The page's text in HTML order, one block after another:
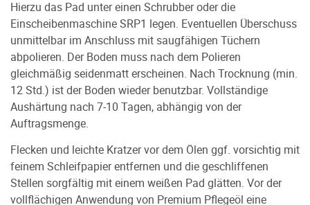
Hierzu das Pad unter einen Schrubber oder die
Einscheibenmaschine SRP1 legen. Eventuellen Überschuss
unmittelbar im Anschluss mit saugfähigen Tüchern
abpolieren. Der Boden muss nach dem Polieren
gleichmäßig seidenmatt erscheinen. Nach Trocknung (min.
12 Std.) ist der Boden wieder benutzbar. Vollständige
Aushärtung nach 7-10 Tagen, abhängig von der
Auftragsmenge.
Flecken und leichte Kratzer vor dem Ölen ggf. vorsichtig mit
feinem Schleifpapier entfernen und die geschliffenen
Stellen sorgfältig mit einem weißen Pad glätten. Vor der
vollflächigen Anwendung von Premium Pflegeöl eine